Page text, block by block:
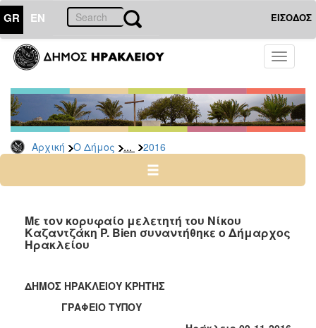
GR EN ΕΙΣΟΔΟΣ
Toggle
Αρχική Ο Δήμος ... 2016
ΔΗΜΟΣ
Δελτία
Τύπου
Αρχείο
2026
2024
2022
2021
Με τον κορυφαίο μελετητή του Νίκου
Καζαντζάκη P. Bien συναντήθηκε ο Δήμαρχος
Ηρακλείου
ΔΗΜΟΣ ΗΡΑΚΛΕΙΟΥ ΚΡΗΤΗΣ
ΓΡΑΦΕΙΟ ΤΥΠΟΥ